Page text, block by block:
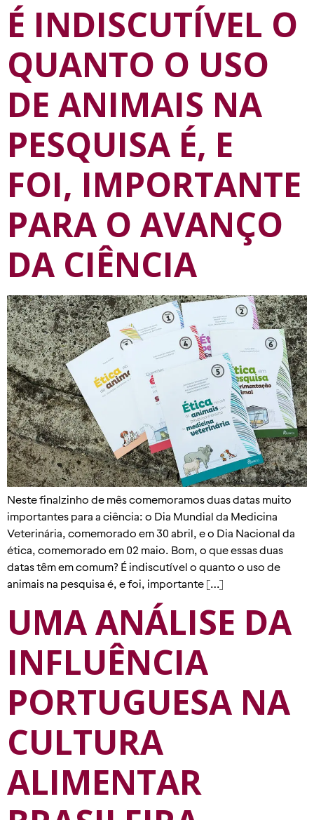
É INDISCUTÍVEL O
QUANTO O USO
DE ANIMAIS NA
PESQUISA É, E
FOI, IMPORTANTE
PARA O AVANÇO
DA CIÊNCIA
Neste finalzinho de mês comemoramos duas datas muito
importantes para a ciência: o Dia Mundial da Medicina
Veterinária, comemorado em 30 abril, e o Dia Nacional da
ética, comemorado em 02 maio. Bom, o que essas duas
datas têm em comum? É indiscutível o quanto o uso de
animais na pesquisa é, e foi, importante […]
UMA ANÁLISE DA
INFLUÊNCIA
PORTUGUESA NA
CULTURA
ALIMENTAR